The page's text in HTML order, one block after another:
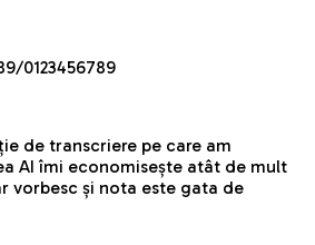
9/0123456789
de transcriere pe care am
AI îmi economisește atât de mult
vorbesc și nota este gata de